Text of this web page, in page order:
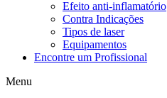
Efeito anti-inflamatório
Contra Indicações
Tipos de laser
Equipamentos
Encontre um Profissional
Menu